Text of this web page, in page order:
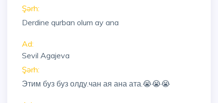
Şərh:
Derdine qurban olum ay ana
Ad:
Sevil Agajeva
Şərh:
Этим буз буз олду.чан ая ана ата.😭😭😭